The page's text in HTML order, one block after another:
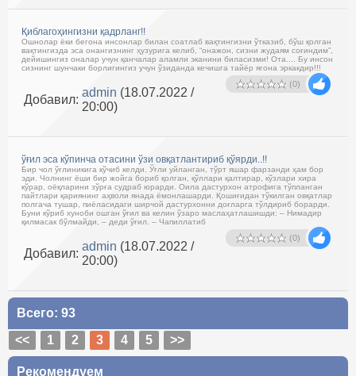
Қиблагоҳингизни қадрланг!!
Ошнолар ёки бегона инсонлар билан соатлаб вақтингизни ўтказиб, бўш қолган
вақтингизда эса онангизнинг ҳузурига келиб, “онажон, сизни жудаям соғиндим”,
дейишингиз оналар учун қанчалар аламли эканини биласизми! Ота.... Бу инсон
сизнинг шунчаки борлигингиз учун ўзиданда кечишга тайёр ягона эркакдир!!!
(0)
Добавил:
admin (18.07.2022 /
20:00)
ўғил эса кўпинча отасини ўзи овқатлантириб қўярди..!!
Бир чол ўғлиникига кўчиб келди. Ўғли уйланган, тўрт яшар фарзанди ҳам бор
эди. Чолнинг ёши бир жойга бориб қолган, қўллари қалтирар, кўзлари хира
кўрар, оёқларини зўрға судраб юрарди. Оила дастурхон атрофига тўпланган
пайтлари қариянинг аҳволи янада ёмонлашарди. Қошиғидан тўкилган овқатлар
полгача тушар, пиёласидаги ширчой дастурхонни доғларга тўлдириб борарди.
Буни кўриб хуноби ошган ўғил ва келин ўзаро маслаҳатлашишди: – Нимадир
қилмасак бўлмайди, – деди ўғил. – Чапиллатиб
(0)
Добавил:
admin (18.07.2022 /
20:00)
Всего: 93
<<
1 2 3 4 5 >>
Рекомендуем